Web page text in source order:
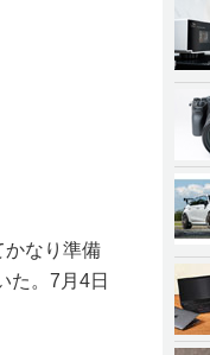
かなり準備
た。7月4日